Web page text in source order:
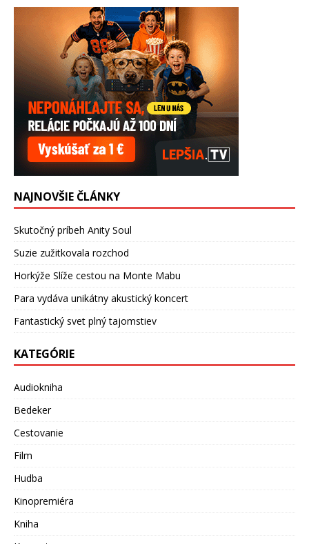
NAJNOVŠIE ČLÁNKY
Skutočný príbeh Anity Soul
Suzie zužitkovala rozchod
Horkýže Slíže cestou na Monte Mabu
Para vydáva unikátny akustický koncert
Fantastický svet plný tajomstiev
KATEGÓRIE
Audiokniha
Bedeker
Cestovanie
Film
Hudba
Kinopremiéra
Kniha